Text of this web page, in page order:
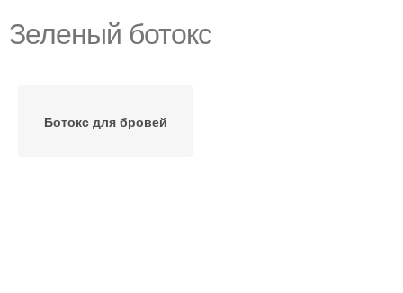
Зеленый ботокс
Ботокс для бровей